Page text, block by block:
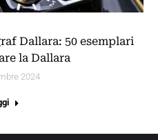
Dallara: 50 esemplari
la Dallara
2024